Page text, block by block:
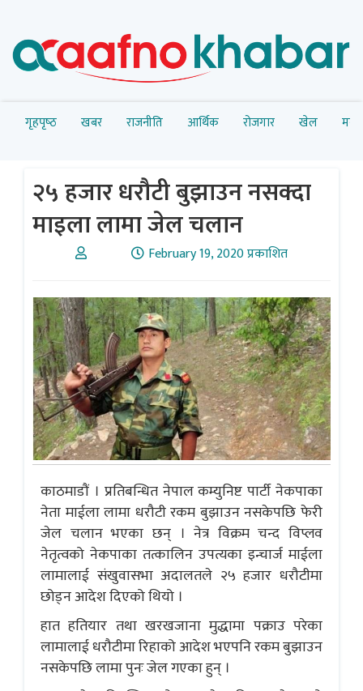
गृहपृष्‍ठ खबर राजनीति आर्थिक रोजगार खेल
२५ हजार धरौटी बुझाउन नसक्दा
माइला लामा जेल चलान
February 19, 2020 प्रकाशित
काठमाडौं । प्रतिबन्धित नेपाल कम्युनिष्ट पार्टी नेकपाका
नेता माईला लामा धरौटी रकम बुझाउन नसकेपछि फेरी
जेल चलान भएका छन् । नेत्र विक्रम चन्द विप्लव
नेतृत्वको नेकपाका तत्कालिन उपत्यका इन्चार्ज माईला
लामालाई संखुवासभा अदालतले २५ हजार धरौटीमा
छोड्न आदेश दिएको थियो ।
हात हतियार तथा खरखजाना मुद्धामा पक्राउ परेका
लामालाई धरौटीमा रिहाको आदेश भएपनि रकम बुझाउन
नसकेपछि लामा पुनः जेल गएका हुन् ।